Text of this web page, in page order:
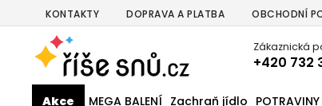
KONTAKTY DOPRAVA A PLATBA OBCHODNÍ
Zákaznická
+420 732
Akce MEGA BALENÍ Zachraň jídlo